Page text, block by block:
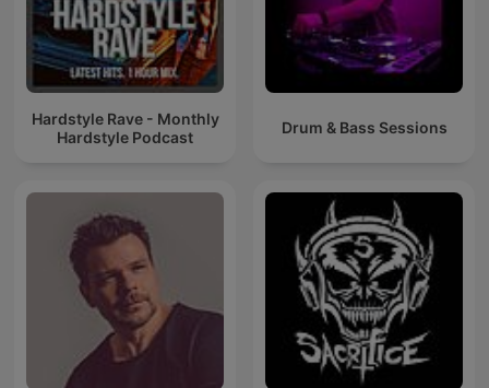
Hardstyle Rave - Monthly
Hardstyle Podcast
Drum & Bass Sessions